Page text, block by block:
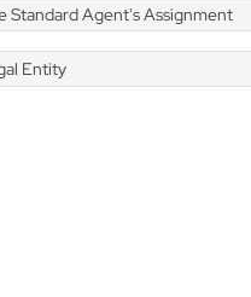
Standard Agent's Assignment
Entity